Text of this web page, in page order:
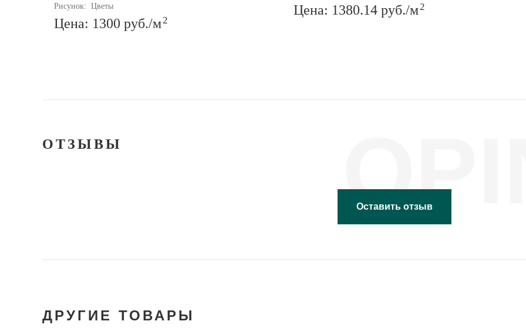
Рисунок: Цветы
Цена: 1300 руб./м2
Цена: 1380.14руб./м2
ОТЗЫВЫ
Оставить отзыв
ДРУГИЕ ТОВАРЫ